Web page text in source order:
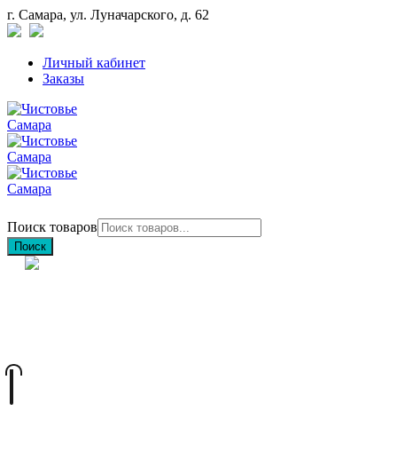
г. Самара, ул. Луначарского, д. 62
Личный кабинет
Заказы
Поиск товаров
Поиск